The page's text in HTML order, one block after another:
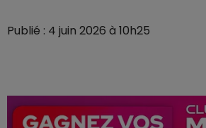
Publié : 4 juin 2026 à 10h25